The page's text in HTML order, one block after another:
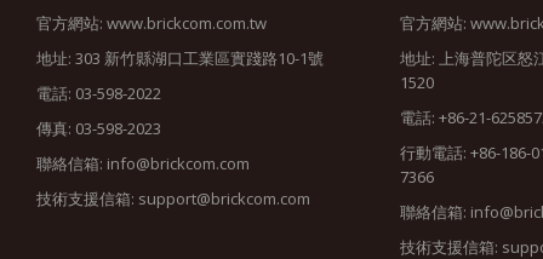
官方網站: www.brickcom.com.tw
地址: 303 新竹縣湖口工業區實踐路10-1號
電話: 03-598-2022
傳真: 03-598-2023
聯絡信箱: info@brickcom.com
技術支援信箱: support@brickcom.com
官方網站:
地址: 上海普陀区怒
1520
電話: +86-21-
行動電話: +86-186-
7366
聯絡信箱:
技術支援信箱: